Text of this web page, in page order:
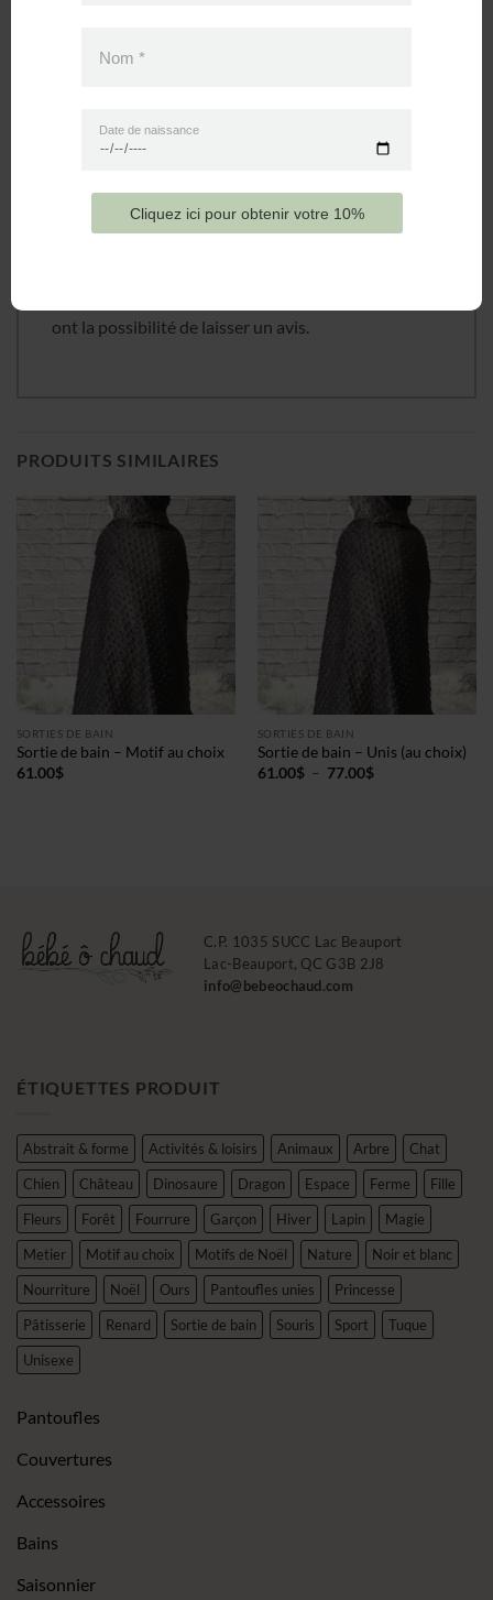
rendez-vous!
ont la possibilité de laisser un avis.
PRODUITS SIMILAIRES
SORTIES DE BAIN
Sortie de bain – Motif au choix
61.00$
SORTIES DE BAIN
Sortie de bain – Unis (au choix)
61.00$ – 77.00$Plage
C.P. 1035 SUCC Lac Beauport
Lac-Beauport, QC G3B 2J8
info@bebeochaud.com
ÉTIQUETTES PRODUIT
Abstrait & forme Activités & loisirs Animaux Arbre
Chat
Chien
Château Dinosaure Dragon Espace Ferme
Fille
Fleurs
Forêt Fourrure Garçon Hiver Lapin
Magie
Metier
Motif au choix Motifs de Noël Nature
Noir et blanc
Nourriture
Noël Ours Pantoufles unies
Princesse
Pâtisserie
Renard Sortie de bain Souris Sport
Tuque
Unisexe
Pantoufles
Couvertures
Accessoires
Bains
Saisonnier
Nom *
Date de naissance
Cliquez ici pour obtenir votre 10%